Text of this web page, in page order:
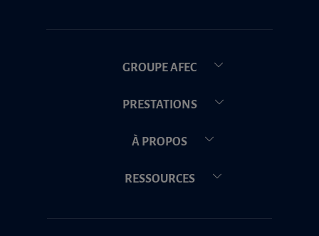
GROUPE AFEC
PRESTATIONS
À PROPOS
RESSOURCES